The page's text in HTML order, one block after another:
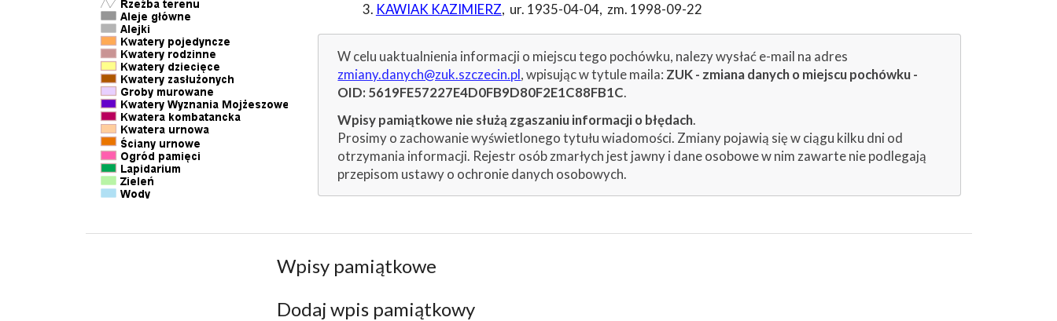
KAWIAK KAZIMIERZ, ur. 1935-04-04, zm. 1998-09-22
W celu uaktualnienia informacji o miejscu tego pochówku, nalezy wysłać e-mail na adres
zmiany.danych@zuk.szczecin.pl, wpisując w tytule maila: ZUK - zmiana danych o miejscu pochówku -
OID: 5619FE57227E4D0FB9D80F2E1C88FB1C.
Wpisy pamiątkowe nie służą zgaszaniu informacji o błędach.
Prosimy o zachowanie wyświetlonego tytułu wiadomości. Zmiany pojawią się w ciągu kilku dni od
otrzymania informacji. Rejestr osób zmarłych jest jawny i dane osobowe w nim zawarte nie podlegają
przepisom ustawy o ochronie danych osobowych.
Wpisy pamiątkowe
Dodaj wpis pamiątkowy